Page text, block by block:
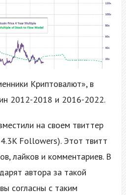
Криптовалют», в
2012-2018 и 2016-2022.
на своем твиттер
Followers). Этот твитт
лайков и комментариев. В
автора за такой
согласны с таким